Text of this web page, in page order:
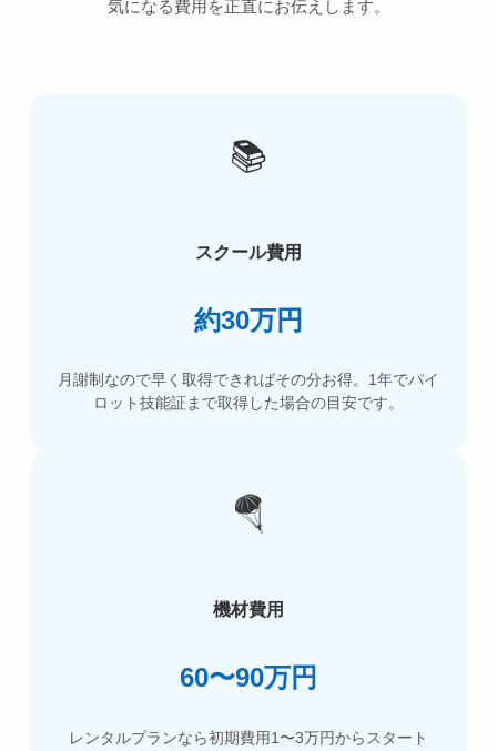
気になる費用を正直にお伝えします。
📚
スクール費用
約30万円
月謝制なので早く取得できればその分お得。1年でパイ
ロット技能証まで取得した場合の目安です。
🪂
機材費用
60〜90万円
レンタルプランなら初期費用1〜3万円からスタート